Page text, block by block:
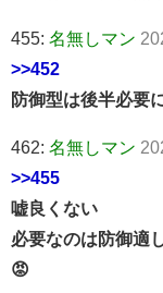
455: 名無しマン
>>452
防御型は後半必要
462: 名無しマン
>>455
嘘良くない
必要なのは防御適
😡